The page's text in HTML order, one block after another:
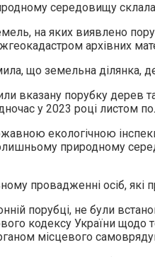
середовищу
на яких виявлено
архівних
що земельна ділянка,
вказану порубку дерев
у 2023 році листом
екологічною
природному
провадженні осіб, які
порубці, не були
кодексу України щодо
місцевого